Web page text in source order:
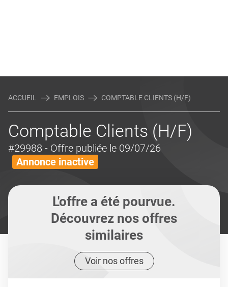
ACCUEIL EMPLOIS COMPTABLE CLIENTS (H/F)
Comptable Clients (H/F)
#29988 - Offre publiée le 09/07/26
Annonce inactive
L'offre a été pourvue.
Découvrez nos offres
similaires
Voir nos offres